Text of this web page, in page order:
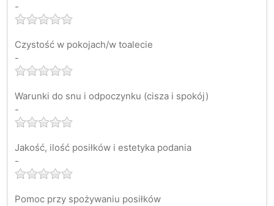
-
Czystość w pokojach/w toalecie
-
Warunki do snu i odpoczynku (cisza i spokój)
-
Jakość, ilość posiłków i estetyka podania
-
Pomoc przy spożywaniu posiłków